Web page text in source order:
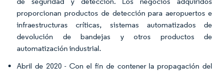
proporcionan productos de detección para aeropuertos e
infraestructuras críticas, sistemas automatizados de
devolución de bandejas y otros productos de
automatización industrial.
Abril de 2020 - Con el fin de contener la propagación del